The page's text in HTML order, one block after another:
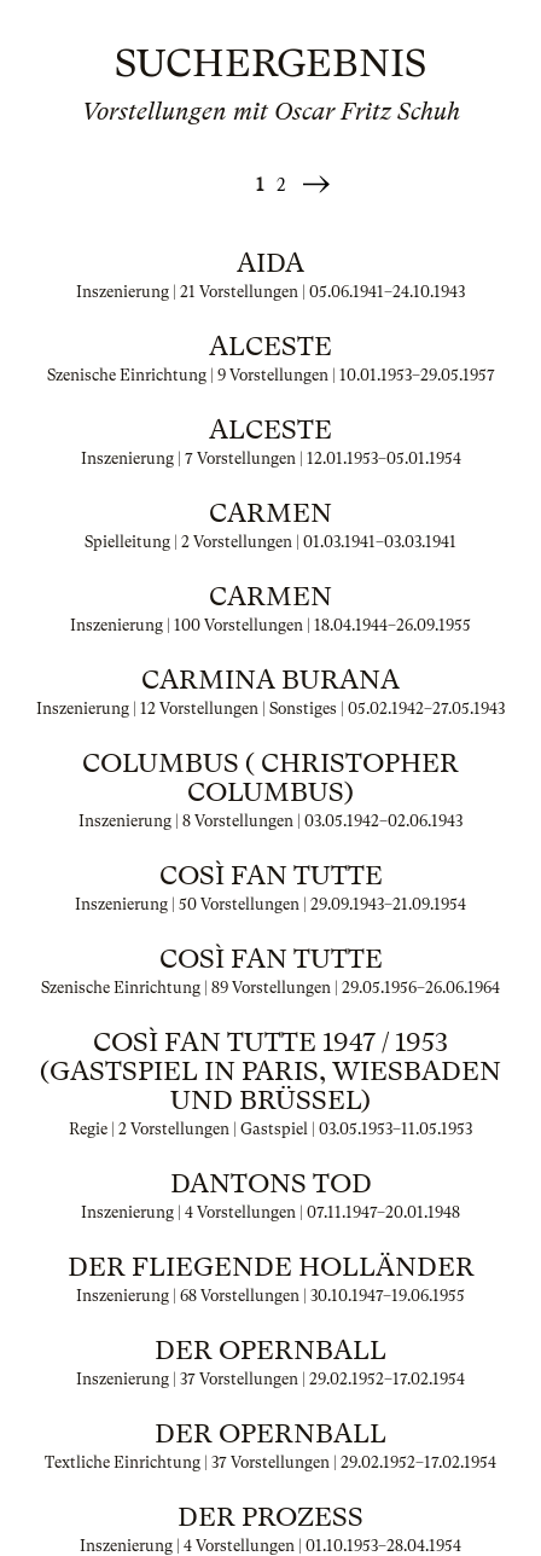
SUCHERGEBNIS
Vorstellungen mit Oscar Fritz Schuh
1 2
Weiter
AIDA
Inszenierung | 21 Vorstellungen | 05.06.1941–24.10.1943
ALCESTE
Szenische Einrichtung | 9 Vorstellungen | 10.01.1953–29.05.1957
ALCESTE
Inszenierung | 7 Vorstellungen | 12.01.1953–05.01.1954
CARMEN
Spielleitung | 2 Vorstellungen | 01.03.1941–03.03.1941
CARMEN
Inszenierung | 100 Vorstellungen | 18.04.1944–26.09.1955
CARMINA BURANA
Inszenierung | 12 Vorstellungen | Sonstiges | 05.02.1942–27.05.1943
COLUMBUS ( CHRISTOPHER
COLUMBUS)
Inszenierung | 8 Vorstellungen | 03.05.1942–02.06.1943
COSÌ FAN TUTTE
Inszenierung | 50 Vorstellungen | 29.09.1943–21.09.1954
COSÌ FAN TUTTE
Szenische Einrichtung | 89 Vorstellungen | 29.05.1956–26.06.1964
COSÌ FAN TUTTE 1947 / 1953
(GASTSPIEL IN PARIS, WIESBADEN
UND BRÜSSEL)
Regie | 2 Vorstellungen | Gastspiel | 03.05.1953–11.05.1953
DANTONS TOD
Inszenierung | 4 Vorstellungen | 07.11.1947–20.01.1948
DER FLIEGENDE HOLLÄNDER
Inszenierung | 68 Vorstellungen | 30.10.1947–19.06.1955
DER OPERNBALL
Inszenierung | 37 Vorstellungen | 29.02.1952–17.02.1954
DER OPERNBALL
Textliche Einrichtung | 37 Vorstellungen | 29.02.1952–17.02.1954
DER PROZESS
Inszenierung | 4 Vorstellungen | 01.10.1953–28.04.1954